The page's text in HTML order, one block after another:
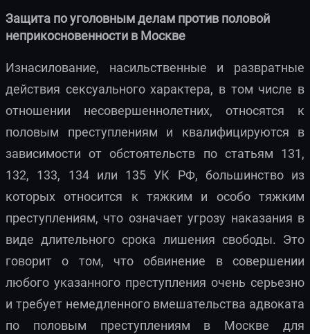
Защита по уголовным делам против половой
неприкосновенности в Москве
Изнасилование, насильственные и развратные
действия сексуального характера, в том числе в
отношении несовершеннолетних, относятся к
половым преступлениям и квалифицируются в
зависимости от обстоятельств по статьям 131,
132, 133, 134 или 135 УК РФ, большинство из
которых относится к тяжким и особо тяжким
преступлениям, что означает угрозу наказания в
виде длительного срока лишения свободы. Это
говорит о том, что обвинение в совершении
любого указанного преступления очень серьезно
и требует немедленного вмешательства адвоката
по половым преступлениям в Москве для